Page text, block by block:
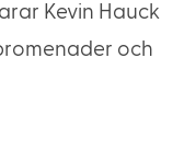
Kevin Hauck
och